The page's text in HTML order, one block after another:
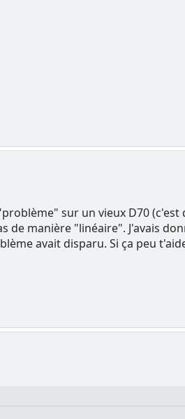
sur un vieux D70
manière "linéaire". J'avais
avait disparu. Si ça peu